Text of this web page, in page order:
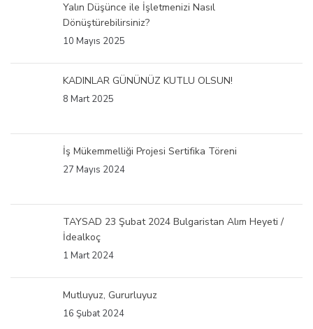
Yalın Düşünce ile İşletmenizi Nasıl
Dönüştürebilirsiniz?
10 Mayıs 2025
KADINLAR GÜNÜNÜZ KUTLU OLSUN!
8 Mart 2025
İş Mükemmelliği Projesi Sertifika Töreni
27 Mayıs 2024
TAYSAD 23 Şubat 2024 Bulgaristan Alım Heyeti /
İdealkoç
1 Mart 2024
Mutluyuz, Gururluyuz
16 Şubat 2024